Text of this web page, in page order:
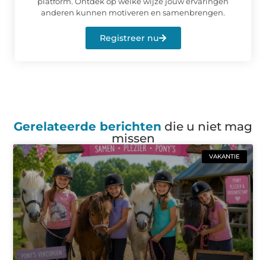
anderen kunnen motiveren en samenbrengen.
Registreer nu
Gerelateerde berichten die u niet mag
missen
VAKANTIE